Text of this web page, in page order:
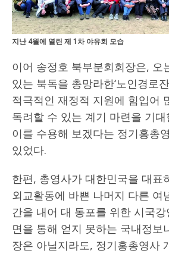
지난 4월에 열린 제 1차 야유회 모습
이어 송정호 북부분회회장은, 오
있는 북독을 총망라한‘노인경로
적극적인 재정적 지원에 힘입어
독려할 수 있는 계기 마련을 기
이를 수용해 보겠다는 정기홍총
있었다.
한편, 총영사가 대한민국을 대표
외교활동에 바쁜 나머지 다른 여
간을 내어 대 동포를 위한 시국
면을 통해 얻지 못하는 국내정보
장은 아닐지라도, 정기홍총영사